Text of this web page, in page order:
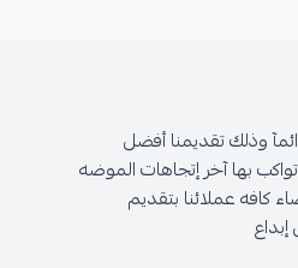
وذلك تقديمنا أفضل
بها آخر إتجاهات الموضه
كافه عملائنا بتقديم